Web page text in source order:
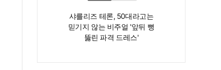
샤를리즈 테론, 50대라고는
믿기지 않는 비주얼 '앞뒤 뻥
뚫린 파격 드레스'